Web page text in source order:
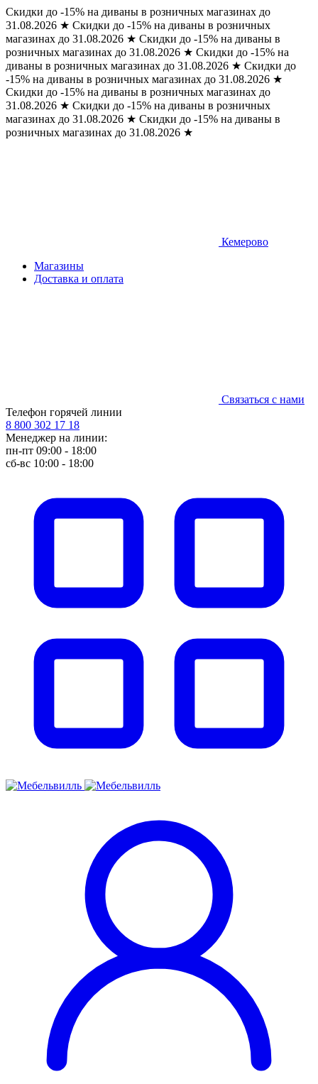
Скидки до -15% на диваны в розничных магазинах до
31.08.2026 ★ Скидки до -15% на диваны в розничных
магазинах до 31.08.2026 ★ Скидки до -15% на диваны в
розничных магазинах до 31.08.2026 ★ Скидки до -15% на
диваны в розничных магазинах до 31.08.2026 ★ Скидки до
-15% на диваны в розничных магазинах до 31.08.2026 ★
Скидки до -15% на диваны в розничных магазинах до
31.08.2026 ★ Скидки до -15% на диваны в розничных
магазинах до 31.08.2026 ★ Скидки до -15% на диваны в
розничных магазинах до 31.08.2026 ★
Кемерово
Магазины
Доставка и оплата
Связаться с нами
Телефон горячей линии
8 800 302 17 18
Менеджер на линии:
пн-пт 09:00 - 18:00
сб-вс 10:00 - 18:00